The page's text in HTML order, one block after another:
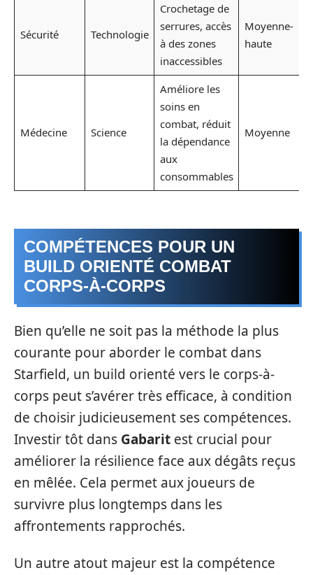
Sécurité Technologie
Crochetage de
serrures, accès
à des zones
inaccessibles
Moyenne-
haute
Médecine Science
Améliore les
soins en
combat, réduit
la dépendance
aux
consommables
Moyenne
COMPÉTENCES POUR UN
BUILD ORIENTÉ COMBAT
CORPS-À-CORPS
Bien qu’elle ne soit pas la méthode la plus
courante pour aborder le combat dans
Starfield, un build orienté vers le corps-à-
corps peut s’avérer très efficace, à condition
de choisir judicieusement ses compétences.
Investir tôt dans Gabarit est crucial pour
améliorer la résilience face aux dégâts reçus
en mêlée. Cela permet aux joueurs de
survivre plus longtemps dans les
affrontements rapprochés.
Un autre atout majeur est la compétence